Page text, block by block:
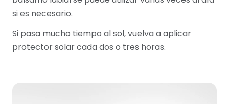
si es necesario.
Si pasa mucho tiempo al sol, vuelva a aplicar
protector solar cada dos o tres horas.